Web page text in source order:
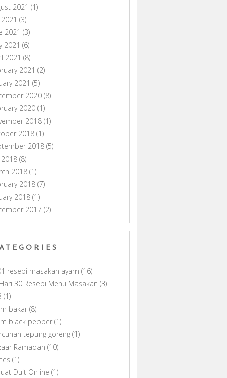
2021 (1)
2021 (3)
2021 (3)
2021 (6)
2021 (8)
2021 (2)
2021 (5)
2020 (8)
2020 (1)
2018 (1)
2018 (1)
2018 (5)
2018 (8)
2018 (1)
2018 (7)
2018 (1)
2017 (2)
resepi masakan ayam (16)
30 Resepi Menu Masakan (3)
(1)
bakar (8)
black pepper (1)
tepung goreng (1)
Ramadan (10)
(1)
Duit Online (1)